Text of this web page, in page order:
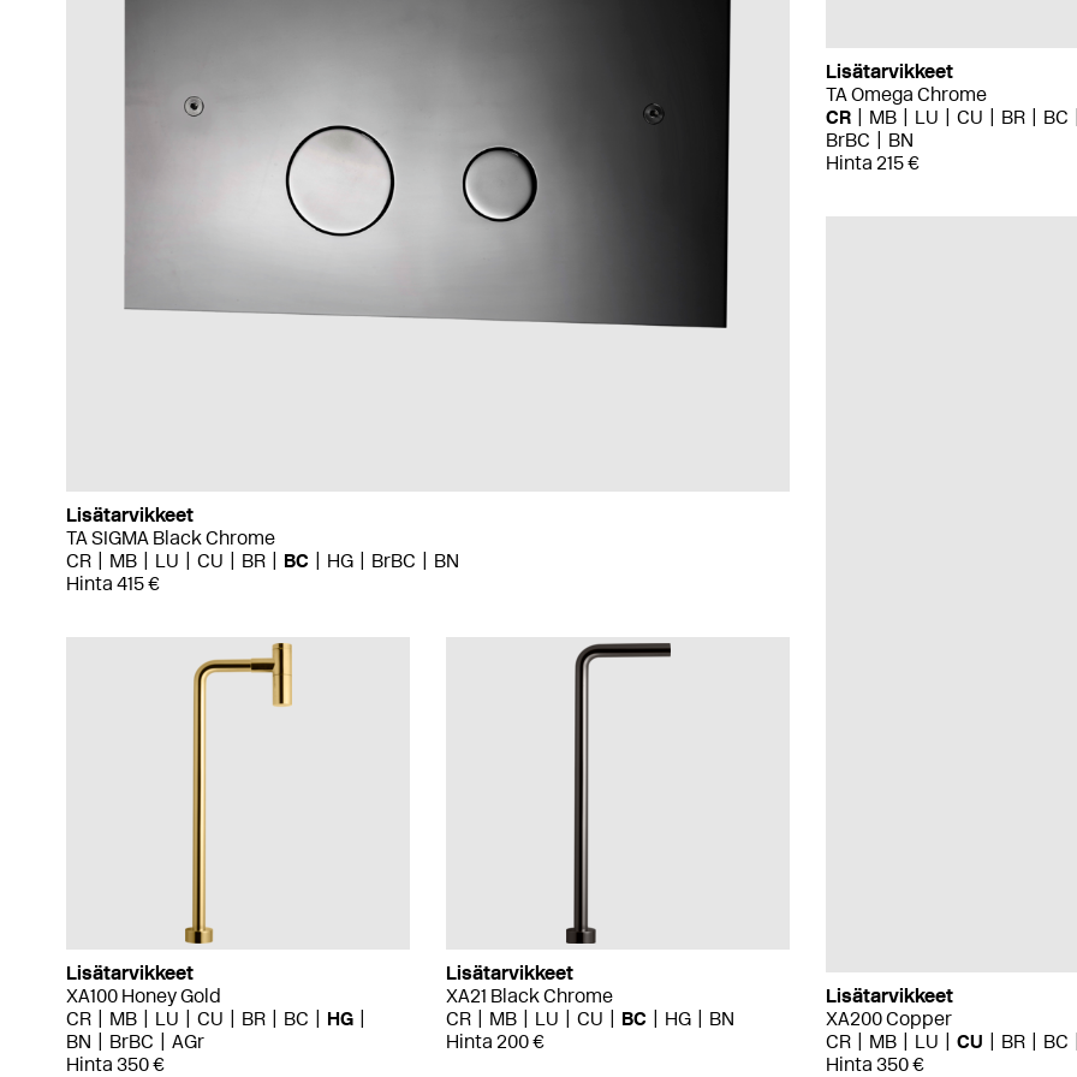
Lisätarvikkeet
TA SIGMA Black Chrome
CR
MB LU CU BR BC HG BrBC
BN
Hinta 415 €
Lisätarvikkeet
TA Omega Chrome
CR
MB LU CU BR
BC
BrBC
BN
Hinta 215 €
Lisätarvikkeet
XA200 Copper
CR
MB LU CU BR
BC
Hinta 350 €
Lisätarvikkeet
XA100 Honey Gold
CR
MB LU CU BR BC
HG
BN
BrBC
AGr
Hinta 350 €
Lisätarvikkeet
XA21 Black Chrome
CR
MB LU CU BC HG
BN
Hinta 200 €